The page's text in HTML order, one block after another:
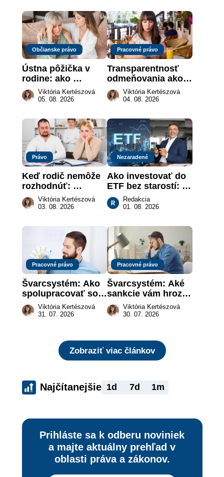
Občianske právo
Ústna pôžička v
rodine: ako
vymôcť peniaze,
keď na papieri nie
Viktória Kertészová
05. 08. 2026
Pracovné právo
Transparentnosť
odmeňovania ako
právna povinnosť:
revolúcia na
práce
Viktória Kertészová
04. 08. 2026
Právo
Keď rodič nemôže
rozhodnúť:
nahradenie prejavu
vôle súdom v
Viktória Kertészová
03. 08. 2026
Nezaradené
Ako investovať do
ETF bez starostí:
Investičné plány,
ktoré urobia prácu
Redakcia
01. 08. 2026
Pracovné právo
Švarcsystém: Ako
spolupracovať so
živnostníkom
legálne a bez
Viktória Kertészová
31. 07. 2026
Pracovné právo
Švarcsystém: Aké
sankcie vám hrozia
a prečo nestačí
zaplatiť pokutu?
Viktória Kertészová
30. 07. 2026
Zobraziť viac článkov
Najčítanejšie 1d 7d 1m
Prihláste sa k odberu noviniek
a majte aktuálny prehľad v
oblasti práva a zákonov.